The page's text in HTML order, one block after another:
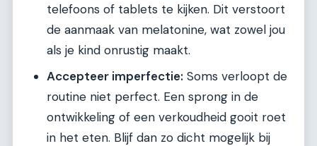
telefoons of tablets te kijken. Dit verstoort
de aanmaak van melatonine, wat zowel jou
als je kind onrustig maakt.
Accepteer imperfectie: Soms verloopt de
routine niet perfect. Een sprong in de
ontwikkeling of een verkoudheid gooit roet
in het eten. Blijf dan zo dicht mogelijk bij